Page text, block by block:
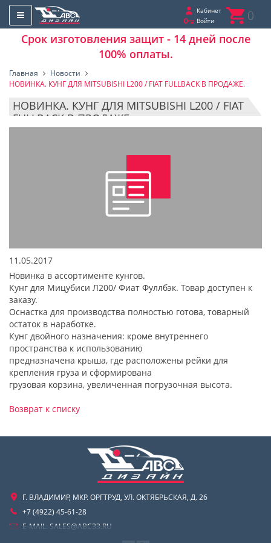
Кабинет
Войти
0
Срок изготовления защит - 14 дней после
100% оплаты.
Главная
Новости
НОВИНКА. КУНГ ДЛЯ MITSUBISHI L200 / FIAT FULLBACK В ПРОДАЖЕ.
НОВИНКА. КУНГ ДЛЯ MITSUBISHI L200 / FIAT
FULLBACK В ПРОДАЖЕ.
11.05.2017
Новинка в ассортименте кунгов.
Кунг для Мицубиси Л200/ Фиат Фуллбэк. Товар доступен к
заказу.
Оснастка для производства полностью готова, товарный
остаток в наработке.
Кунг двойного назначения: кроме внутреннего
пространства к использованию
предназначена крыша, где расположены рейки для
крепления груза и сформирована
грузовая корзина, увеличенная погрузочная высота.
Возврат к списку
Г. ВЛАДИМИР, МКР. ОРГТРУД, УЛ. ОКТЯБРЬСКАЯ, Д. 26
+7 (4922) 45-61-28
E-MAIL: SALES@ABC33.RU